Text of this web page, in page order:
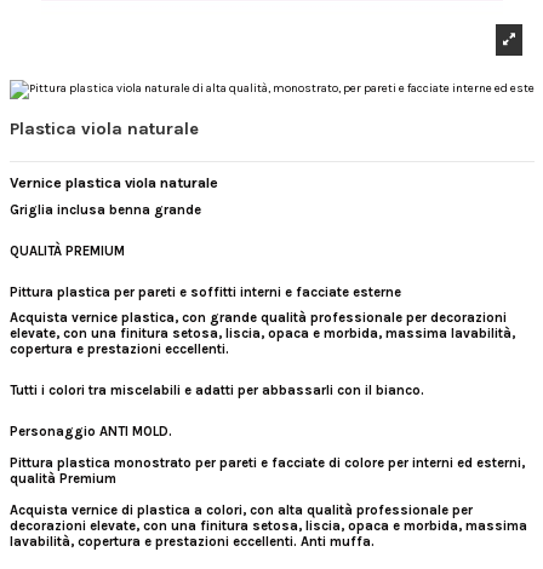
Plastica viola naturale
Vernice plastica viola naturale
Griglia inclusa benna grande
QUALITÀ PREMIUM
Pittura plastica per pareti e soffitti interni e facciate esterne
Acquista vernice plastica, con grande qualità professionale per decorazioni
elevate, con una finitura setosa, liscia, opaca e morbida, massima lavabilità,
copertura e prestazioni eccellenti.
Tutti i colori tra miscelabili e adatti per abbassarli con il bianco.
Personaggio ANTI MOLD.
Pittura plastica monostrato per pareti e facciate di colore per interni ed esterni,
qualità Premium
Acquista vernice di plastica a colori, con alta qualità professionale per
decorazioni elevate, con una finitura setosa, liscia, opaca e morbida, massima
lavabilità, copertura e prestazioni eccellenti. Anti muffa.